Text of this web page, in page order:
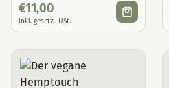
€11,00
inkl. gesetzl. USt.